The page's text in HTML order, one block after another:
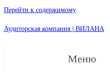
Перейти к содержимому
Аудиторская компания | ВИЛАНА
Меню